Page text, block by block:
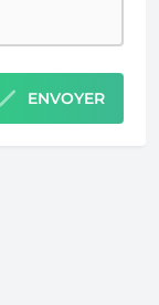
ENVOYER